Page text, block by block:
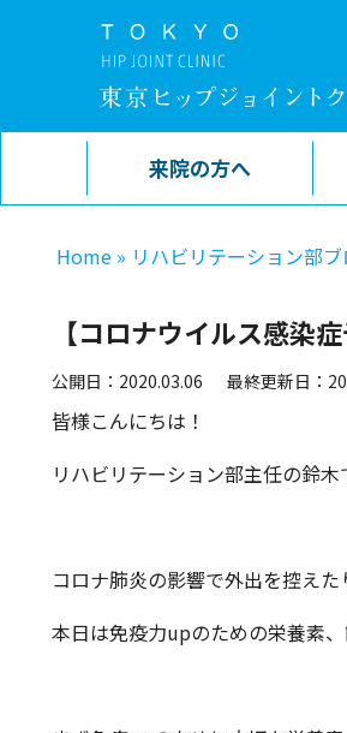
来院の方へ
Home » リハビリテーション部
【コロナウイルス感染
公開日：2020.03.06 最終更新日：
皆様こんにちは！
リハビリテーション部主任の鈴木
コロナ肺炎の影響で外出を控え
本日は免疫力upのための栄養素